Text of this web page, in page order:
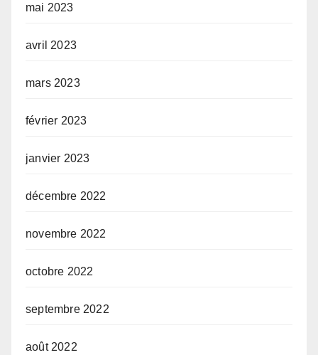
mai 2023
avril 2023
mars 2023
février 2023
janvier 2023
décembre 2022
novembre 2022
octobre 2022
septembre 2022
août 2022